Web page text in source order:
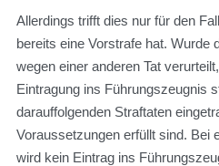
Allerdings trifft dies nur für den
bereits eine Vorstrafe hat. Wurde
wegen einer anderen Tat
Eintragung ins Führungszeugnis
darauffolgenden Straftaten
Voraussetzungen erfüllt sind. Bei
wird kein Eintrag ins